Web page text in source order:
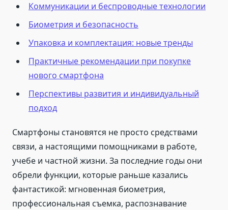
Коммуникации и беспроводные технологии
Биометрия и безопасность
Упаковка и комплектация: новые тренды
Практичные рекомендации при покупке
нового смартфона
Перспективы развития и индивидуальный
подход
Смартфоны становятся не просто средствами
связи, а настоящими помощниками в работе,
учебе и частной жизни. За последние годы они
обрели функции, которые раньше казались
фантастикой: мгновенная биометрия,
профессиональная съемка, распознавание